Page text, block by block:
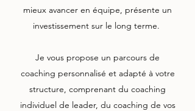
mieux avancer en équipe, présente un
investissement sur le long terme.
Je vous propose un parcours de
coaching personnalisé et adapté à votre
structure, comprenant du coaching
individuel de leader, du coaching de vos